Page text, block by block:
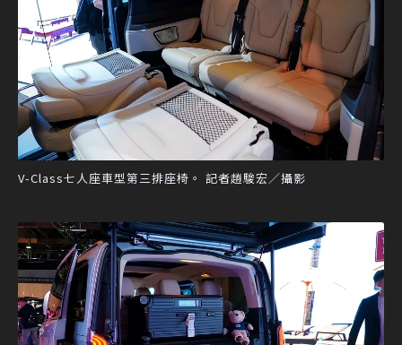
V-Class七人座車型第三排座椅。 記者趙駿宏／攝影